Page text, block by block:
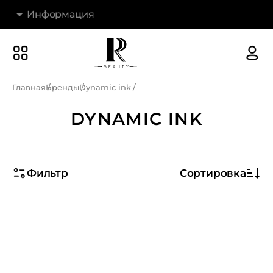
Информация
Наши магазины
О компании
Доставка и оплата
Новости
ГлавнаяБрендыDynamic ink
DYNAMIC INK
Фильтр Сортировка